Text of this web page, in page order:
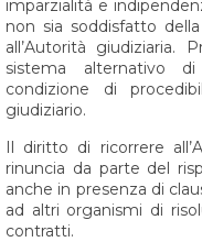
imparzialità e
non sia soddisfatto
all’Autorità giudiziaria.
sistema alternativo
condizione di
giudiziario.
Il diritto di ricorrere
rinuncia da parte del
anche in presenza di
ad altri organismi di
contratti.